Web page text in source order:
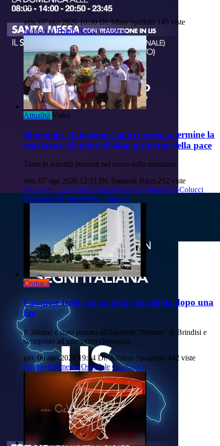
Bari"
ven, 07 ago 2026 18:30 Di: Mino Spalluto 145 viste
Monopoli Teatro-Radar Gestione
Attualità Video
Monopoli - Il barone Colucci porta a termine la
maratona di nuoto di 4km nel nome della pace
Tante le autorità presenti nel corso della mattinata.
ven, 07 ago 2026 12:51 Di: Samuele Rizzi 252 viste
Monopoli Lido-Torre-Egnazia Barone-Vitantonio-Colucci
Maratona-Di-Nuoto PaceAttualità
Cronaca
Fasanese ferito da un colpo di pistola dopo una
lite
Il 30enne è stato portato all'ospedale "Perrino" di Brindisi e
sottoposto ad intervento chirurgico
gio, 06 ago 2026 19:54 Di: Alfonso Spagnulo 442 viste
Fasano Ferimento Ospedale Carabinieri